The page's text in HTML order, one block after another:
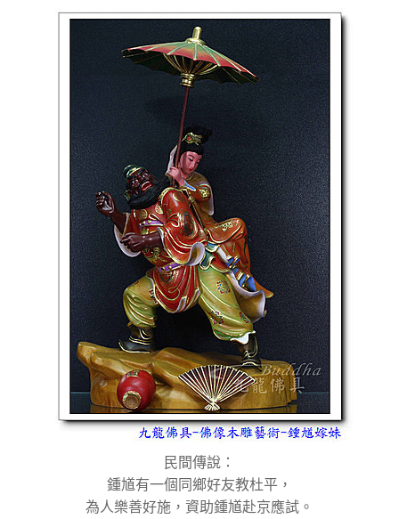
民間傳說：
鍾馗有一個同鄉好友教杜平，
為人樂善好施，資助鍾馗赴京應試。